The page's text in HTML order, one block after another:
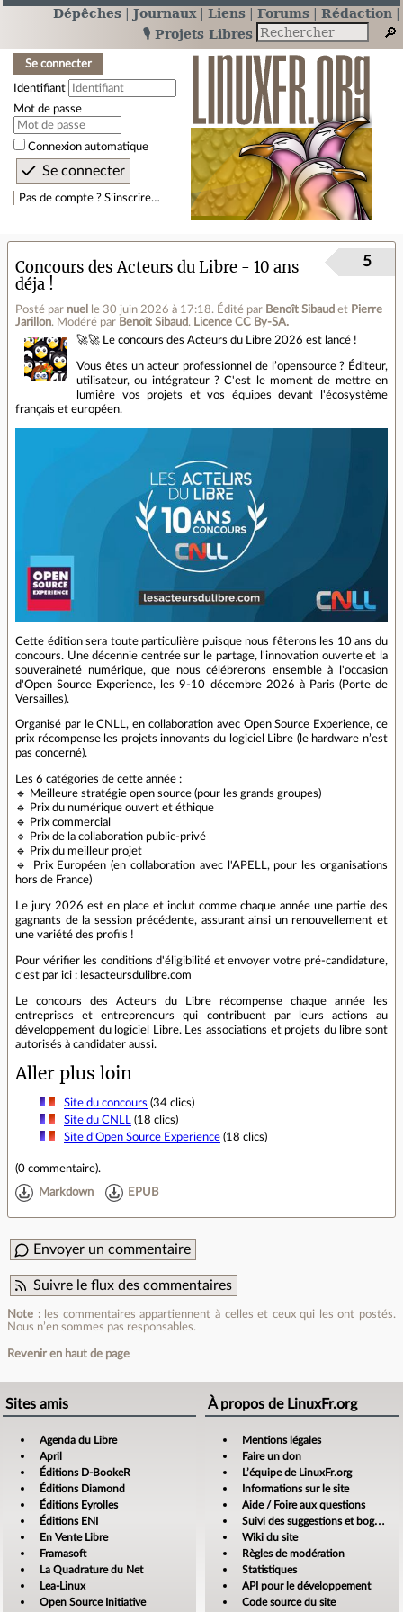
Dépêches Journaux Liens Forums
Rédaction
🎙️ Projets Libres
Se connecter
Identifiant
Mot de passe
Connexion automatique
Pas de compte ? S’inscrire…
Concours des Acteurs du Libre - 10 ans
déja !
Posté par nuel le 30 juin 2026 à 17:18. Édité par Benoît Sibaud et Pierre
Jarillon. Modéré par Benoît Sibaud. Licence CC By‑SA.
5
🚀🚀 Le concours des Acteurs du Libre 2026 est lancé !
Vous êtes un acteur professionnel de l’opensource ? Éditeur,
utilisateur, ou intégrateur ? C'est le moment de mettre en
lumière vos projets et vos équipes devant l'écosystème
français et européen.
Cette édition sera toute particulière puisque nous fêterons les 10 ans du
concours. Une décennie centrée sur le partage, l'innovation ouverte et la
souveraineté numérique, que nous célébrerons ensemble à l'occasion
d'Open Source Experience, les 9-10 décembre 2026 à Paris (Porte de
Versailles).
Organisé par le CNLL, en collaboration avec Open Source Experience, ce
prix récompense les projets innovants du logiciel Libre (le hardware n’est
pas concerné).
Les 6 catégories de cette année :
🔹 Meilleure stratégie open source (pour les grands groupes)
🔹 Prix du numérique ouvert et éthique
🔹 Prix commercial
🔹 Prix de la collaboration public-privé
🔹 Prix du meilleur projet
🔹 Prix Européen (en collaboration avec l'APELL, pour les organisations
hors de France)
Le jury 2026 est en place et inclut comme chaque année une partie des
gagnants de la session précédente, assurant ainsi un renouvellement et
une variété des profils !
Pour vérifier les conditions d'éligibilité et envoyer votre pré-candidature,
c'est par ici : lesacteursdulibre.com
Le concours des Acteurs du Libre récompense chaque année les
entreprises et entrepreneurs qui contribuent par leurs actions au
développement du logiciel Libre. Les associations et projets du libre sont
autorisés à candidater aussi.
Aller plus loin
Site du concours (34 clics)
Site du CNLL
(18 clics)
Site d'Open Source Experience(18 clics)
(0 commentaire).
Markdown EPUB
Envoyer un commentaire
Suivre le flux des commentaires
Note :les commentaires appartiennent à celles et ceux qui les ont postés.
Nous n’en sommes pas responsables.
Revenir en haut de page
Sites amis
Agenda du Libre
April
Éditions D-BookeR
Éditions Diamond
Éditions Eyrolles
Éditions ENI
En Vente Libre
Framasoft
La Quadrature du Net
Lea-Linux
Open Source Initiative
À propos de LinuxFr.org
Mentions légales
Faire un don
L’équipe de LinuxFr.org
Informations sur le site
Aide / Foire aux questions
Suivi des suggestions et bogues
Wiki du site
Règles de modération
Statistiques
API pour le développement
Code source du site